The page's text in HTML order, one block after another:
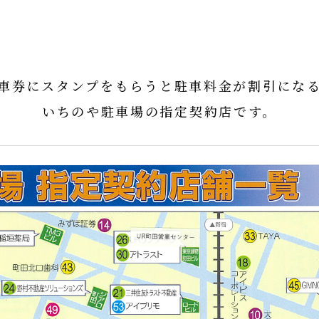
券にスタンプをもらうと駐車料金が割引にな
いちのや駐車場の指定契約店です。